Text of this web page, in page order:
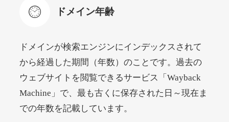
4,200円
themusicnotebook.com
DA52 392
ドメイン年齢
ドメインが検索エンジンにインデックスされて
から経過した期間（年数）のことです。過去の
ウェブサイトを閲覧できるサービス「Wayback
Machine」で、最も古くに保存された日～現在ま
での年数を記載しています。